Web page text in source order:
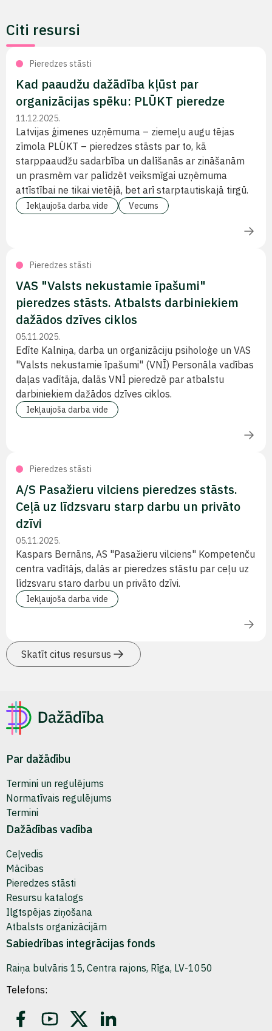
Citi resursi
Pieredzes stāsti
Kad paaudžu dažādība kļūst par
organizācijas spēku: PLŪKT pieredze
11.12.2025.
Latvijas ģimenes uzņēmuma – ziemeļu augu tējas
zīmola PLŪKT – pieredzes stāsts par to, kā
starppaaudžu sadarbība un dalīšanās ar zināšanām
un prasmēm var palīdzēt veiksmīgai uzņēmuma
attīstībai ne tikai vietējā, bet arī starptautiskajā tirgū.
Iekļaujoša darba vide Vecums
Pieredzes stāsti
VAS "Valsts nekustamie īpašumi"
pieredzes stāsts. Atbalsts darbiniekiem
dažādos dzīves ciklos
05.11.2025.
Edīte Kalniņa, darba un organizāciju psiholoģe un VAS
"Valsts nekustamie īpašumi" (VNĪ) ‬Personāla vadības
daļas vadītāja, dalās VNĪ pieredzē par atbalstu
darbiniekiem dažādos dzīves ciklos.
Iekļaujoša darba vide
Pieredzes stāsti
A/S Pasažieru vilciens pieredzes stāsts.
Ceļā uz līdzsvaru starp darbu un privāto
dzīvi
05.11.2025.
Kaspars Bernāns, AS "Pasažieru vilciens" Kompetenču
centra vadītājs, dalās ar pieredzes stāstu par ceļu uz
līdzsvaru staro darbu un privāto dzīvi.
Iekļaujoša darba vide
Skatīt citus resursus
Par dažādību
Termini un regulējums
Normatīvais regulējums
Termini
Dažādības vadība
Ceļvedis
Mācības
Pieredzes stāsti
Resursu katalogs
Ilgtspējas ziņošana
Atbalsts organizācijām
Sabiedrības integrācijas fonds
Raiņa bulvāris 15, Centra rajons, Rīga, LV-1050
Telefons: